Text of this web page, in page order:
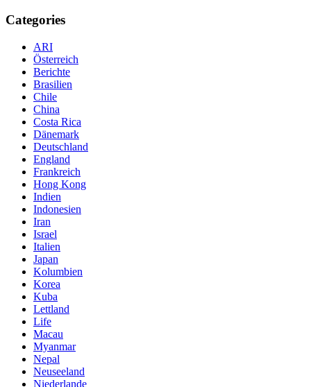
Categories
ARI
Österreich
Berichte
Brasilien
Chile
China
Costa Rica
Dänemark
Deutschland
England
Frankreich
Hong Kong
Indien
Indonesien
Iran
Israel
Italien
Japan
Kolumbien
Korea
Kuba
Lettland
Life
Macau
Myanmar
Nepal
Neuseeland
Niederlande